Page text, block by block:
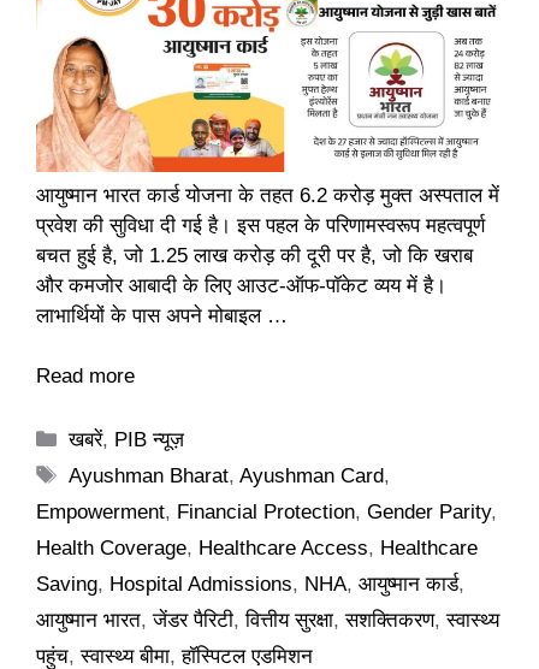
आयुष्मान भारत कार्ड योजना के तहत 6.2 करोड़ मुक्त अस्पताल में
प्रवेश की सुविधा दी गई है। इस पहल के परिणामस्वरूप महत्वपूर्ण
बचत हुई है, जो 1.25 लाख करोड़ की दूरी पर है, जो कि खराब
और कमजोर आबादी के लिए आउट-ऑफ-पॉकेट व्यय में है।
लाभार्थियों के पास अपने मोबाइल …
Read more
Categories
खबरें, PIB न्यूज़
Tags
Ayushman Bharat,Ayushman Card,
Empowerment, Financial Protection, Gender Parity,
Health Coverage, Healthcare Access, Healthcare
Saving, Hospital Admissions, NHA, आयुष्मान कार्ड,
आयुष्मान भारत,जेंडर पैरिटी,वित्तीय सुरक्षा,सशक्तिकरण,स्वास्थ्य
पहुंच,स्वास्थ्य बीमा,हॉस्पिटल एडमिशन